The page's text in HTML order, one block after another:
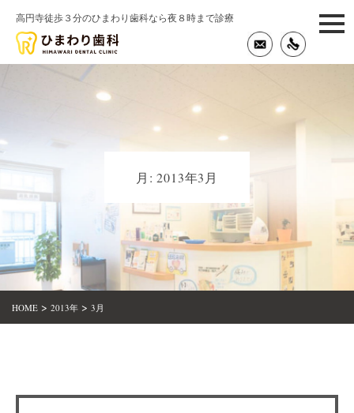
高円寺徒歩３分のひまわり歯科なら夜８時まで診療
月:2013年3月
HOME > 2013年 > 3月